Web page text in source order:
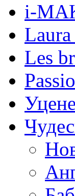
i-
Les